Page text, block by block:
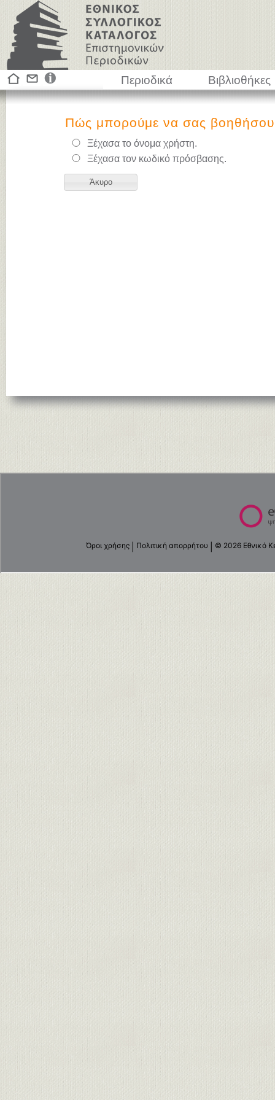
Περιοδικά Βιβλιοθήκες
Πώς μπορούμε να σας
Ξέχασα το όνομα χρήστη.
Ξέχασα τον κωδικό πρόσβασης.